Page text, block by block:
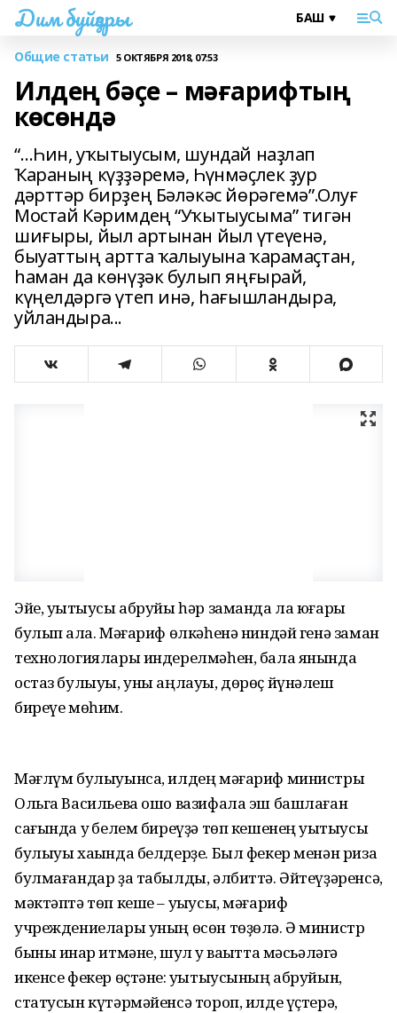
Дим буйҙары
Общие статьи 5 ОКТЯБРЯ 2018, 07:53
Илдең бәҫе – мәғарифтың
көсөндә
“…Һин, уҡытыусым, шундай наҙлап
Ҡараның күҙҙәремә, Һүнмәҫлек ҙур
дәрттәр бирҙең Бәләкәс йөрәгемә”.Олуғ
Мостай Кәримдең “Уҡытыусыма” тигән
шиғыры, йыл артынан йыл үтеүенә,
быуаттың артта ҡалыуына ҡарамаҫтан,
һаман да көнүҙәк булып яңғырай,
күңелдәргә үтеп инә, һағышландыра,
уйландыра...
Эйе, уҡытыусы абруйы һәр заманда ла юғары
булып ҡала. Мәғариф өлкәһенә ниндәй генә заман
технологиялары индерел­мәһен, бала янында
остаз булыуы, уны аңлауы, дөрөҫ йүнәлеш
биреүе мөһим.
Мәғлүм булыуынса, илдең мәғариф министры
Ольга Васильева ошо вазифала эш баш­лаған
сағында уҡ белем биреүҙә төп кешенең уҡытыусы
булыуы хаҡында белдерҙе. Был фекер менән риза
булмағандар ҙа табылды, әлбиттә. Әйтеүҙәренсә,
мәктәптә төп кеше – уҡыусы, мәғариф
учреждениелары уның өсөн төҙөлә. Ә министр
быны инҡар итмәне, шул уҡ ваҡытта мәсьәләгә
икенсе фекер өҫтәне: уҡытыусының абруйын,
статусын күтәрмәйенсә тороп, илде үҫтерә,